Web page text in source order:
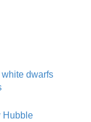
dwarfs
Hubble